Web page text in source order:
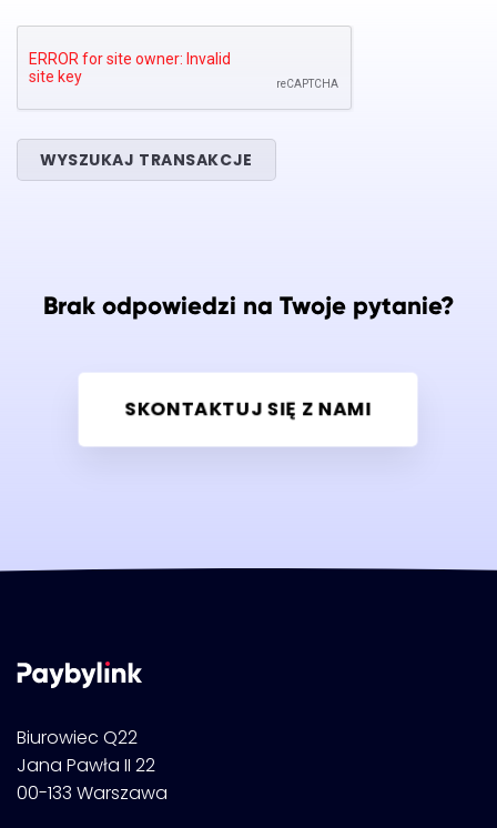
Brak odpowiedzi na Twoje pytanie?
SKONTAKTUJ SIĘ Z NAMI
Biurowiec Q22
Jana Pawła II 22
00-133 Warszawa